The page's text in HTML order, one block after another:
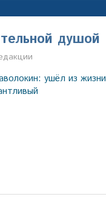
душой
ушёл из жизни